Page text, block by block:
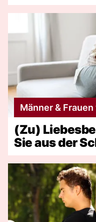
Männer &
(Zu)
Sie aus der